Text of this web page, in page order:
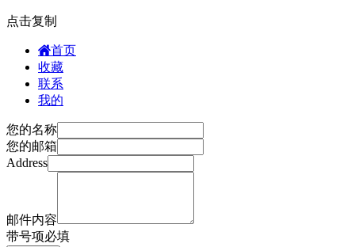
点击复制
首页
收藏
联系
我的
您的名称
您的邮箱
Address
邮件内容
带号项必填